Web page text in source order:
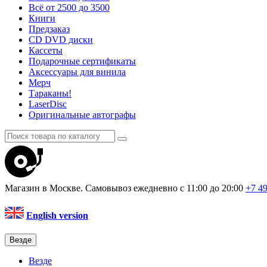
Всё от 2500 до 3500
Книги
Предзаказ
CD DVD диски
Кассеты
Подарочные сертификаты
Аксессуары для винила
Мерч
Тараканы!
LaserDisc
Оригинальные автографы
Магазин в Москве. Самовывоз ежедневно с 11:00 до 20:00 +7
English version
Везде
Везде